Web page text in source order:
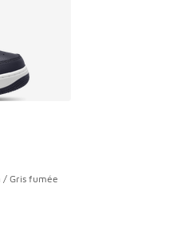
5 étoiles], 1 commentaires
/ Gris fumée